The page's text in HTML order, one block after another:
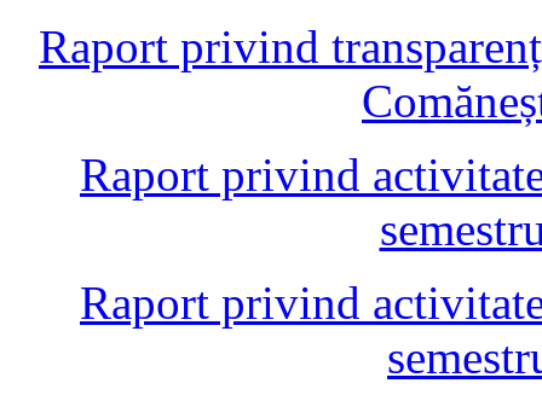
Raport privind
Raport privind
Raport privind